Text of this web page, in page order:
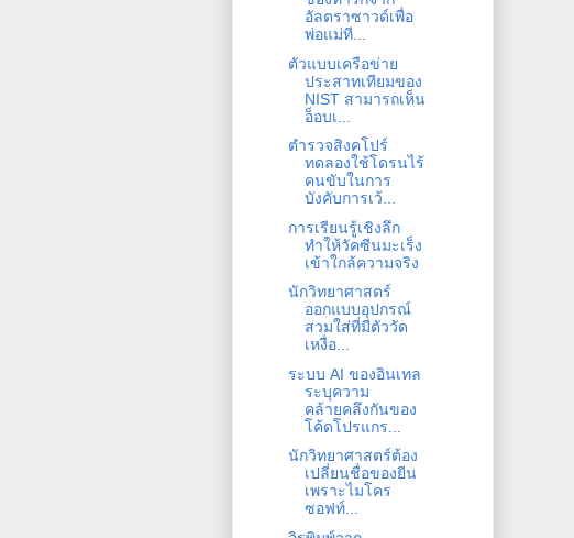
อัลตราซาวด์เพื่อ
พ่อแม่ที...
ตัวแบบเครือข่าย
ประสาทเทียมของ
NIST สามารถเห็น
อ็อบเ...
ตำรวจสิงคโปร์
ทดลองใช้โดรนไร้
คนขับในการ
บังคับการเว้...
การเรียนรู้เชิงลึก
ทำให้วัคซีนมะเร็ง
เข้าใกล้ความจริง
นักวิทยาศาสตร์
ออกแบบอุปกรณ์
สวมใส่ที่มีตัววัด
เหงื่อ...
ระบบ AI ของอินเทล
ระบุความ
คล้ายคลึงกันของ
โค้ดโปรแกร...
นักวิทยาศาสตร์ต้อง
เปลี่ยนชื่อของยีน
เพราะไมโคร
ซอฟท์...